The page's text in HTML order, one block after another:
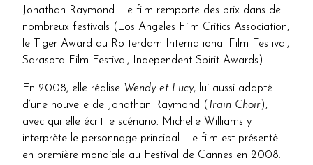
Jonathan Raymond. Le film remporte des prix dans de
nombreux festivals (Los Angeles Film Critics Association,
le Tiger Award au Rotterdam International Film Festival,
Sarasota Film Festival, Independent Spirit Awards).
En 2008, elle réalise Wendy et Lucy, lui aussi adapté
d’une nouvelle de Jonathan Raymond ( Train Choir),
avec qui elle écrit le scénario. Michelle Williams y
interprète le personnage principal. Le film est présenté
en première mondiale au Festival de Cannes en 2008.